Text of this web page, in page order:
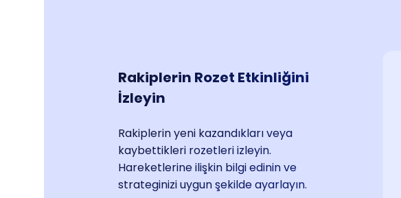
Rakiplerin Rozet Etkinliğini
İzleyin
Rakiplerin yeni kazandıkları veya
kaybettikleri rozetleri izleyin.
Hareketlerine ilişkin bilgi edinin ve
strateginizi uygun şekilde ayarlayın.